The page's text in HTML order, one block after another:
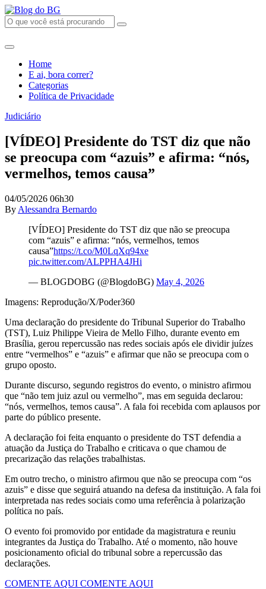
Home
E ai, bora correr?
Categorias
Política de Privacidade
Judiciário
[VÍDEO] Presidente do TST diz que não
se preocupa com “azuis” e afirma: “nós,
vermelhos, temos causa”
04/05/2026 06h30
By Alessandra Bernardo
[VÍDEO] Presidente do TST diz que não se preocupa
com “azuis” e afirma: “nós, vermelhos, temos
causa”https://t.co/M0LqXq94xe
pic.twitter.com/ALPPHA4JHi
— BLOGDOBG (@BlogdoBG) May 4, 2026
Imagens: Reprodução/X/Poder360
Uma declaração do presidente do Tribunal Superior do Trabalho
(TST), Luiz Philippe Vieira de Mello Filho, durante evento em
Brasília, gerou repercussão nas redes sociais após ele dividir juízes
entre “vermelhos” e “azuis” e afirmar que não se preocupa com o
grupo oposto.
Durante discurso, segundo registros do evento, o ministro afirmou
que “não tem juiz azul ou vermelho”, mas em seguida declarou:
“nós, vermelhos, temos causa”. A fala foi recebida com aplausos por
parte do público presente.
A declaração foi feita enquanto o presidente do TST defendia a
atuação da Justiça do Trabalho e criticava o que chamou de
precarização das relações trabalhistas.
Em outro trecho, o ministro afirmou que não se preocupa com “os
azuis” e disse que seguirá atuando na defesa da instituição. A fala foi
interpretada nas redes sociais como uma referência à polarização
política no país.
O evento foi promovido por entidade da magistratura e reuniu
integrantes da Justiça do Trabalho. Até o momento, não houve
posicionamento oficial do tribunal sobre a repercussão das
declarações.
COMENTE AQUI COMENTE AQUI